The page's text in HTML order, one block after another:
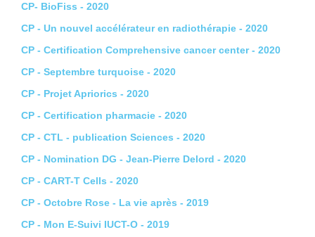
CP- BioFiss - 2020
CP - Un nouvel accélérateur en radiothérapie - 2020
CP - Certification Comprehensive cancer center - 2020
CP - Septembre turquoise - 2020
CP - Projet Apriorics - 2020
CP - Certification pharmacie - 2020
CP - CTL - publication Sciences - 2020
CP - Nomination DG - Jean-Pierre Delord - 2020
CP - CART-T Cells - 2020
CP - Octobre Rose - La vie après - 2019
CP - Mon E-Suivi IUCT-O - 2019